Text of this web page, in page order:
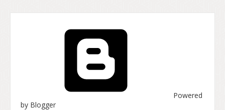
Powered
by Blogger